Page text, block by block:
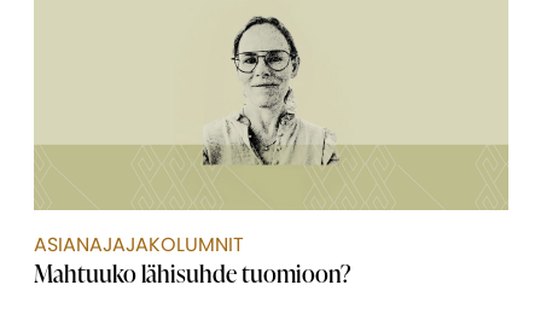
ASIANAJAJAKOLUMNIT
Mahtuuko lähisuhde tuomioon?